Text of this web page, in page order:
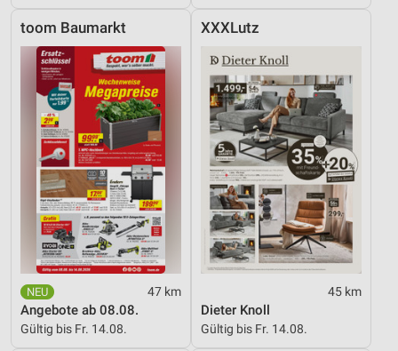
toom Baumarkt
47 km
Angebote ab 08.08.
Gültig bis Fr. 14.08.
XXXLutz
45 km
Dieter Knoll
Gültig bis Fr. 14.08.